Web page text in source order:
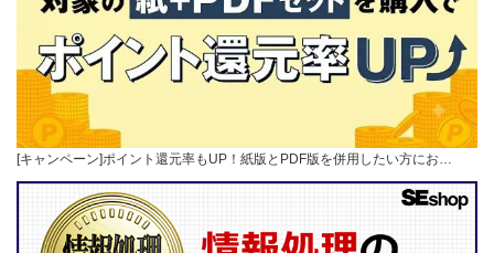
[キャンペーン]ポイント還元率もUP！紙版とPDF版を併用したい方にお…